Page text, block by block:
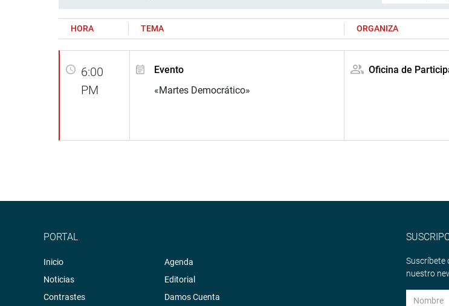
HORA TEMA ORGANIZA
6:00
PM
Evento
«Martes Democrático»
Oficina de
PORTAL
Inicio
Noticias
Contrastes
Agenda
Editorial
Damos Cuenta
Suscríbete
nuestro